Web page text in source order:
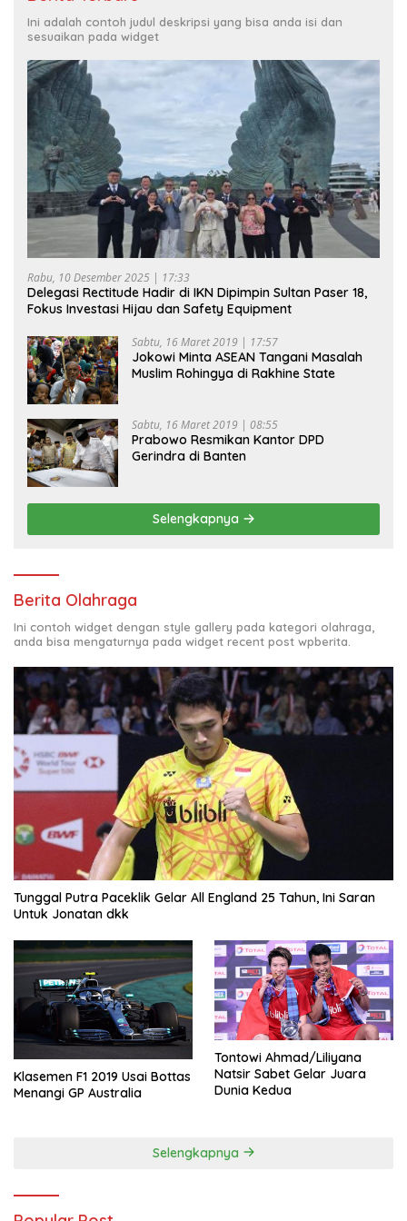
Ini adalah contoh judul deskripsi yang bisa anda isi dan
sesuaikan pada widget
Rabu, 10 Desember 2025 | 17:33
Delegasi Rectitude Hadir di IKN Dipimpin Sultan Paser 18,
Fokus Investasi Hijau dan Safety Equipment
Sabtu, 16 Maret 2019 | 17:57
Jokowi Minta ASEAN Tangani Masalah
Muslim Rohingya di Rakhine State
Sabtu, 16 Maret 2019 | 08:55
Prabowo Resmikan Kantor DPD
Gerindra di Banten
Selengkapnya
Berita Olahraga
Ini contoh widget dengan style gallery pada kategori olahraga,
anda bisa mengaturnya pada widget recent post wpberita.
Tunggal Putra Paceklik Gelar All England 25 Tahun, Ini Saran
Untuk Jonatan dkk
Klasemen F1 2019 Usai Bottas
Menangi GP Australia
Tontowi Ahmad/Liliyana
Natsir Sabet Gelar Juara
Dunia Kedua
Selengkapnya